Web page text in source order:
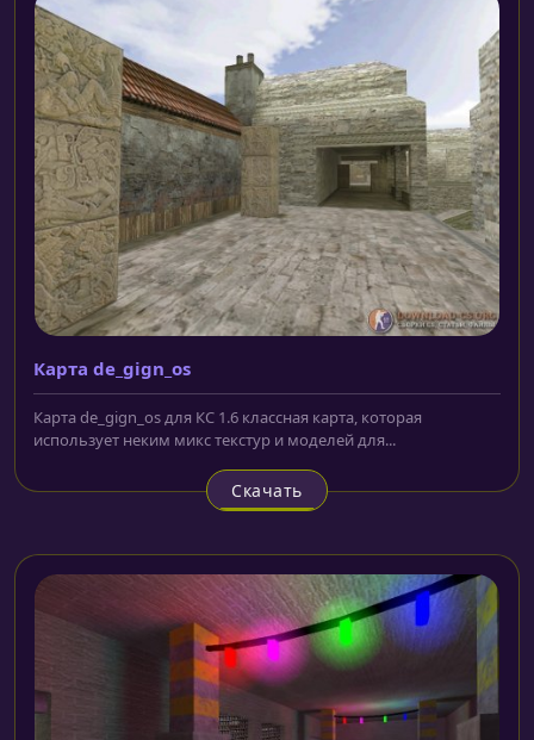
Карта de_gign_os
Карта de_gign_os для КС 1.6 классная карта, которая
использует неким микс текстур и моделей для...
Скачать